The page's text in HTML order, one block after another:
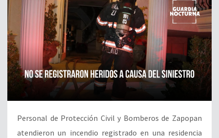
Personal de Protección Civil y Bomberos de Zapopan
atendieron un incendio registrado en una residencia